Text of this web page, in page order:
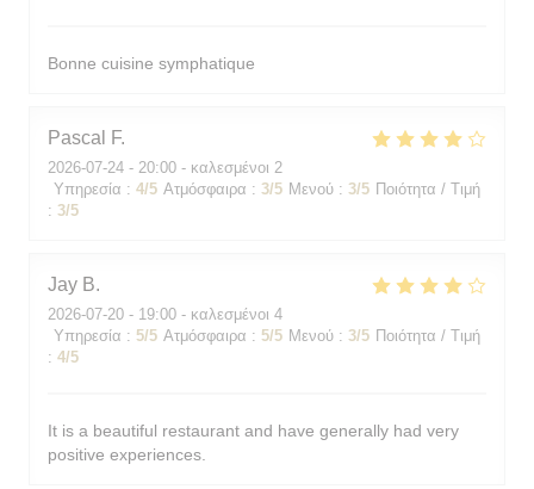
Bonne cuisine symphatique
Pascal F
2026-07-24 - 20:00 - καλεσμένοι 2
Υπηρεσία : 4/5 Ατμόσφαιρα : 3/5 Μενού : 3/5 Ποιότητα / Τιμή
: 3/5
Jay B
2026-07-20 - 19:00 - καλεσμένοι 4
Υπηρεσία : 5/5 Ατμόσφαιρα : 5/5 Μενού : 3/5 Ποιότητα / Τιμή
: 4/5
It is a beautiful restaurant and have generally had very
positive experiences.